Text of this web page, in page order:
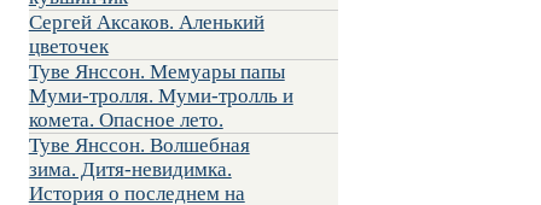
Сергей Аксаков. Аленький
цветочек
Туве Янссон. Мемуары папы
Муми-тролля. Муми-тролль и
комета. Опасное лето.
Туве Янссон. Волшебная
зима. Дитя-невидимка.
История о последнем на